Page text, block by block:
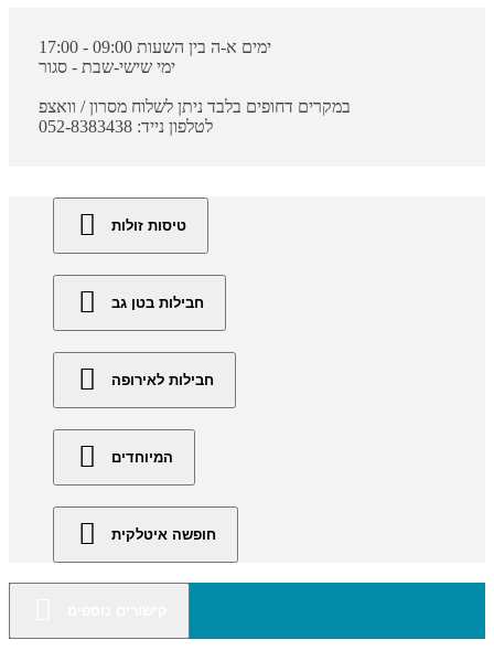
ימים א-ה בין השעות 09:00 - 17:00
ימי שישי-שבת - סגור
במקרים דחופים בלבד ניתן לשלוח מסרון / וואצפ
לטלפון נייד: 052-8383438
טיסות זולות
חבילות בטן גב
חבילות לאירופה
המיוחדים
חופשה איטלקית